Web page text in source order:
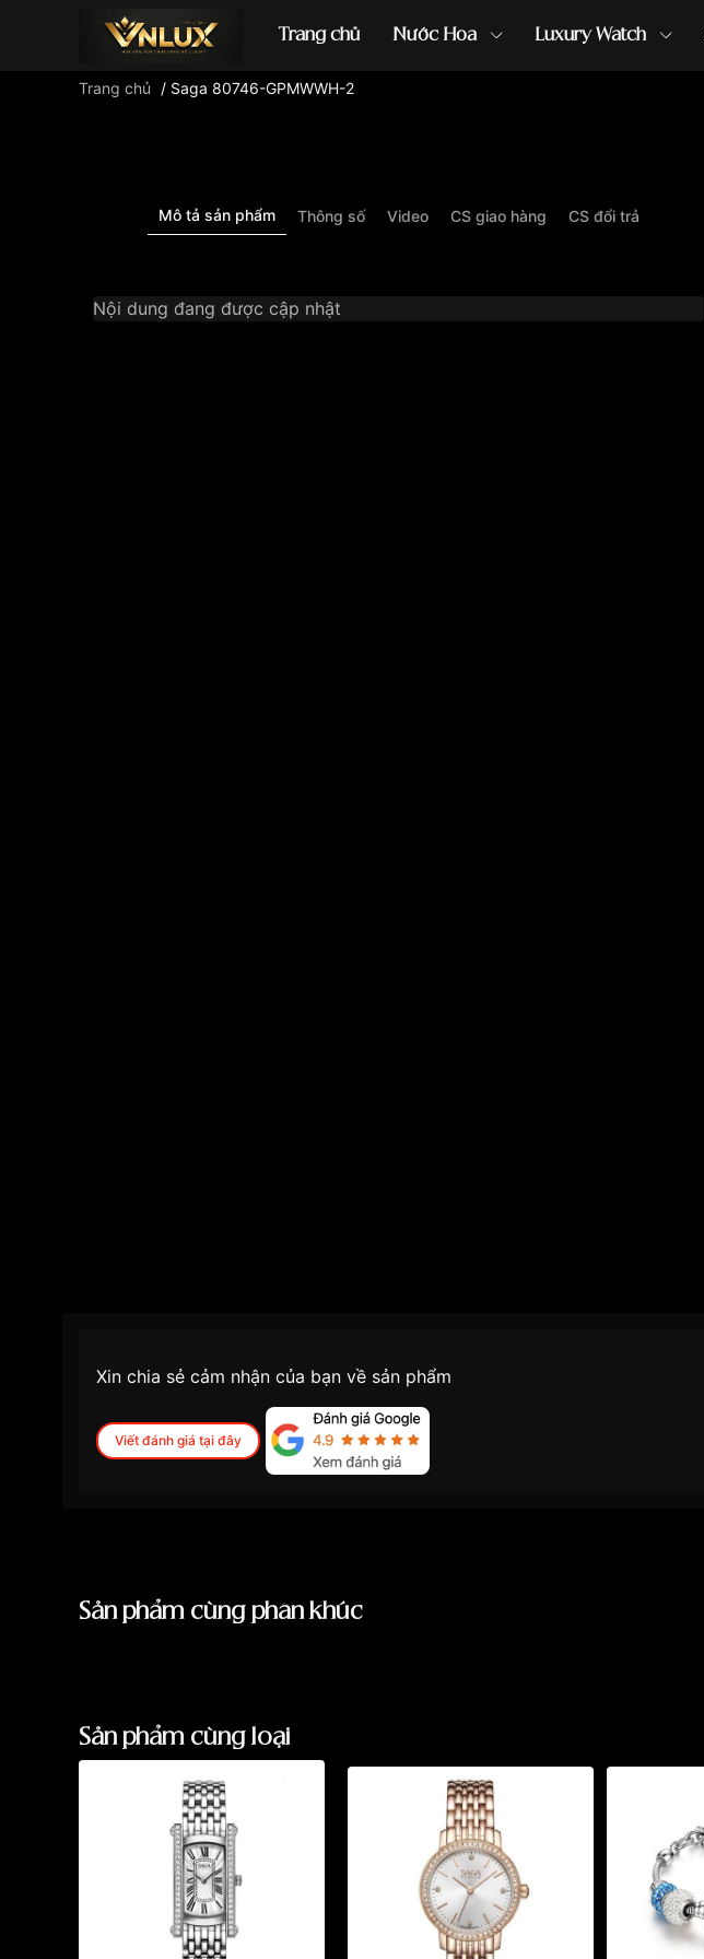
Trang chủ Nước Hoa Luxury Watch
Trang chủ / Saga 80746-GPMWWH-2
Mô tả sản phẩm Thông số Video CS giao hàng CS đổi trả
Nội dung đang được cập nhật
Xin chia sẻ cảm nhận của bạn về sản phẩm
Viết đánh giá tại đây
Sản phẩm cùng phân khúc
Sản phẩm cùng loại